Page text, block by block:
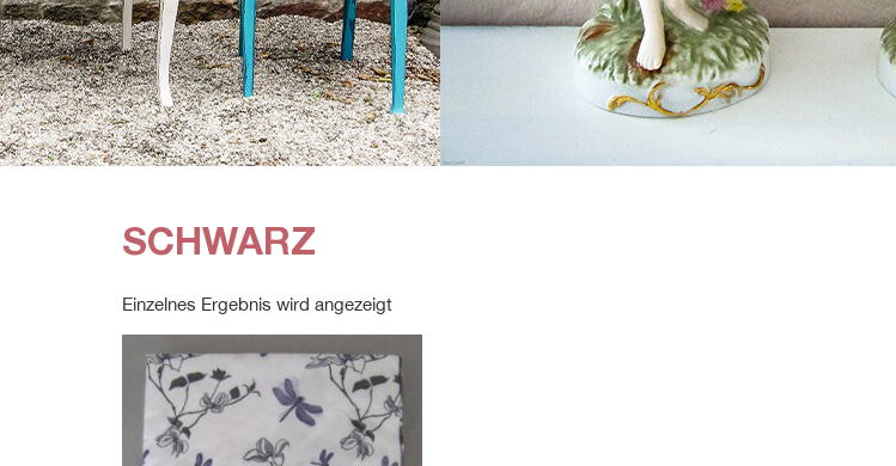
SCHWARZ
Einzelnes Ergebnis wird angezeigt